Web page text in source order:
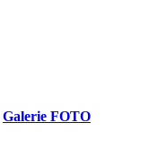
Galerie FOTO